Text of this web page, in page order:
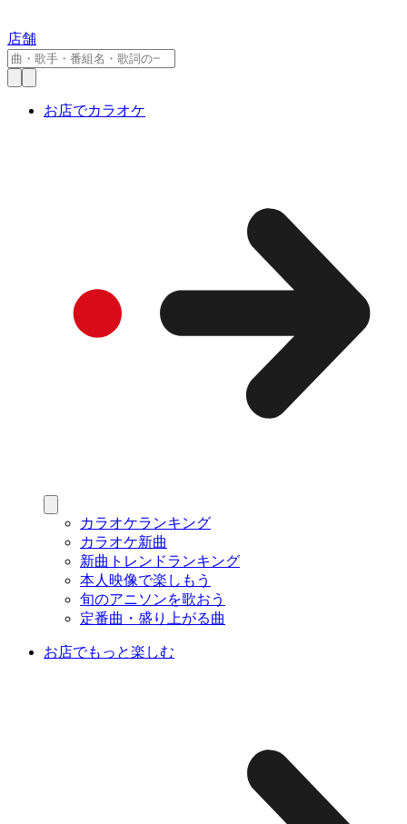
店舗
お店でカラオケ
カラオケランキング
カラオケ新曲
新曲トレンドランキング
本人映像で楽しもう
旬のアニソンを歌おう
定番曲・盛り上がる曲
お店でもっと楽しむ